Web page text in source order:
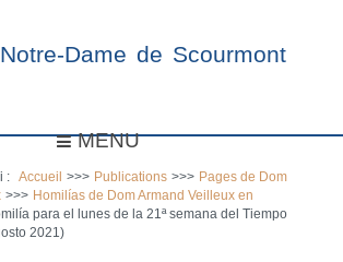
Dame de Scourmont
MENU
:Accueil >>> Publications >>> Pages de Dom
>>> Homilías de Dom Armand Veilleux en
para el lunes de la 21ª semana del Tiempo
2021)